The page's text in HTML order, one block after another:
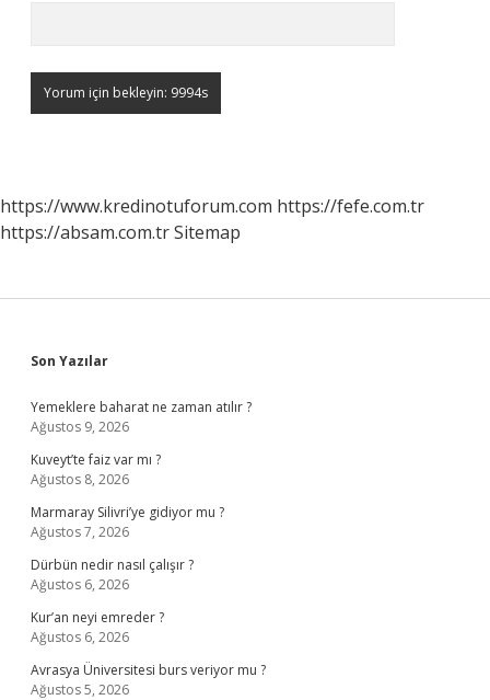
https://www.kredinotuforum.com https://fefe.com.tr
https://absam.com.trSitemap
Sidebar
Son Yazılar
Yemeklere baharat ne zaman atılır ?
Ağustos 9, 2026
Kuveyt’te faiz var mı ?
Ağustos 8, 2026
Marmaray Silivri’ye gidiyor mu ?
Ağustos 7, 2026
Dürbün nedir nasıl çalışır ?
Ağustos 6, 2026
Kur’an neyi emreder ?
Ağustos 6, 2026
Avrasya Üniversitesi burs veriyor mu ?
Ağustos 5, 2026